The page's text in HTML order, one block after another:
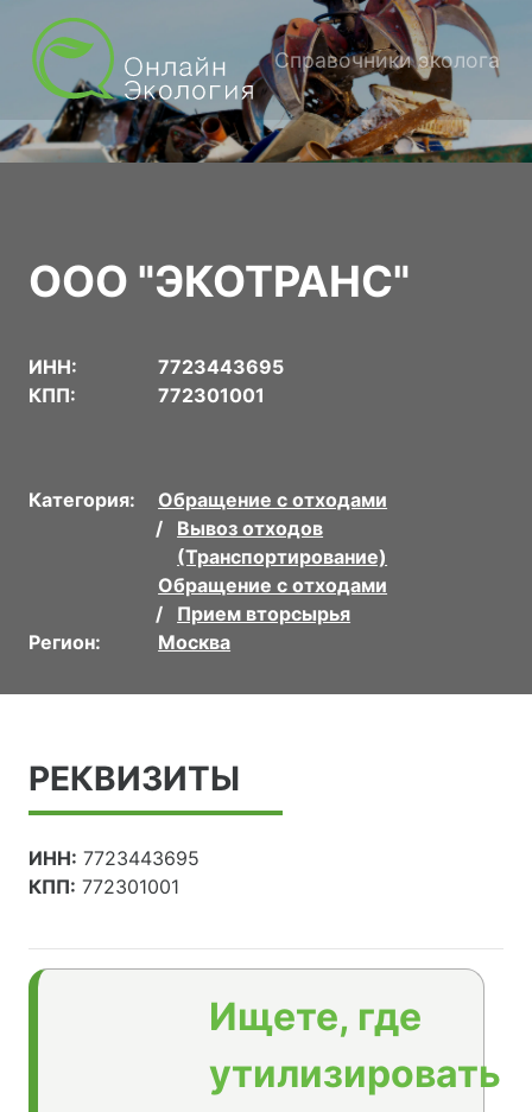
Справочники эколога
ООО "ЭКОТРАНС"
ИНН:
7723443695
КПП:
772301001
Категория:
Обращение с отходами
Вывоз отходов
(Транспортирование)
Обращение с отходами
Прием вторсырья
Регион:
Москва
РЕКВИЗИТЫ
ИНН: 7723443695
КПП: 772301001
Ищете, где
утилизировать